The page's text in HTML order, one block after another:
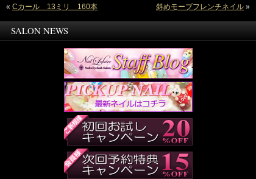
« Cカール 13ミリ 160本 斜めモーブフレンチネイル »
SALON NEWS